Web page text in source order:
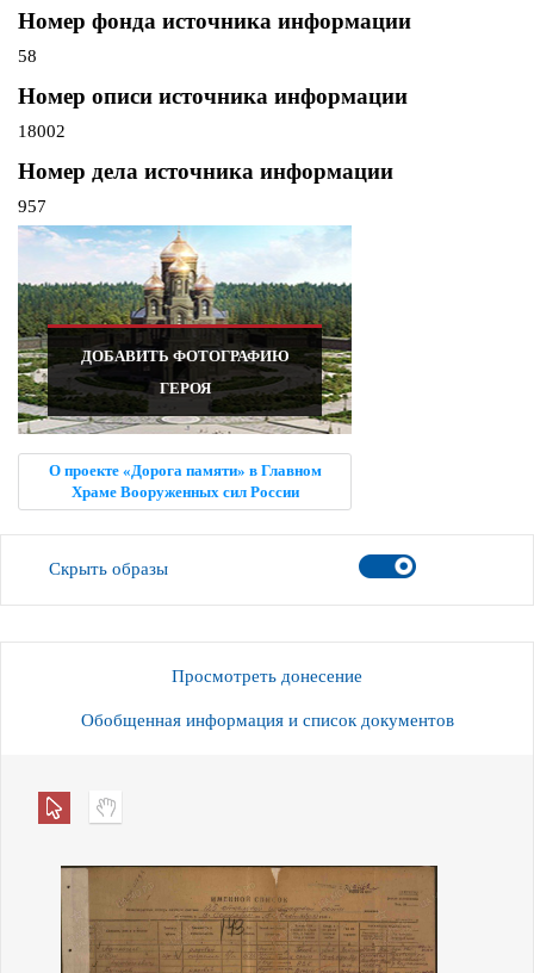
Номер фонда источника информации
58
Номер описи источника информации
18002
Номер дела источника информации
957
ДОБАВИТЬ ФОТОГРАФИЮ
ГЕРОЯ
О проекте «Дорога памяти» в Главном
Храме Вооруженных сил России
Скрыть образы
Просмотреть донесение
Обобщенная информация и список документов